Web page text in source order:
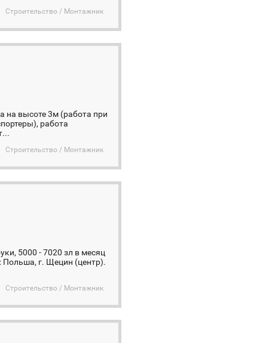
Строительство / Монтажник
на высоте 3м (работа при
работа
Строительство / Монтажник
5000 - 7020 зл в месяц
г. Щецин (центр).
Строительство / Монтажник